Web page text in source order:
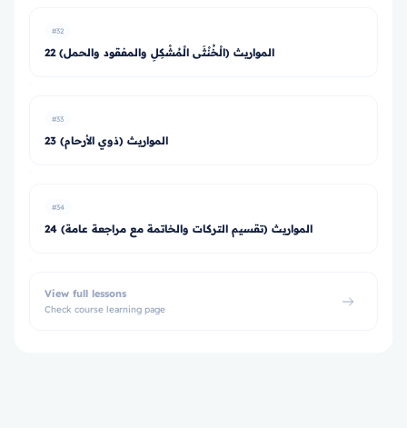
#32
22 المواريث (الْخُنْثَى الْمُشْكِلِ والمفقود والحمل)
#33
23 المواريث (ذوي الأرحام)
#34
24 المواريث (تقسيم التركات والخاتمة مع مراجعة عامة)
View full lessons
Check course learning page